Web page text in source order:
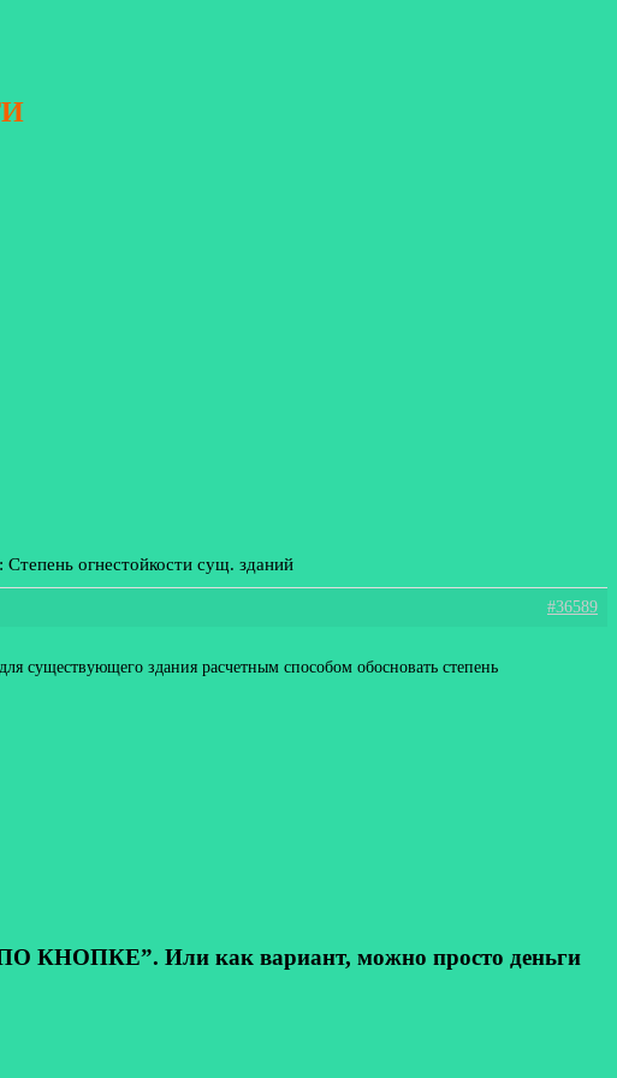
Степень огнестойкости сущ. зданий
#36589
существующего здания расчетным способом обосновать степень
КНОПКЕ”. Или как вариант, можно просто деньги